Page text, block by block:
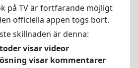
på TV är fortfarande möjligt
officiella appen togs bort.
skillnaden är denna:
visar videor
visar kommentarer